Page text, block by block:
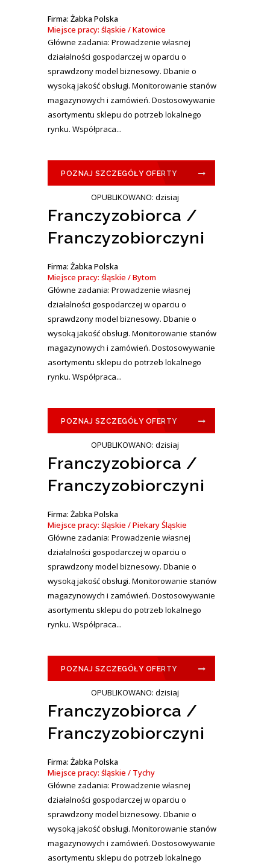
Firma: Żabka Polska
Miejsce pracy: śląskie / Katowice
Główne zadania: Prowadzenie własnej
działalności gospodarczej w oparciu o
sprawdzony model biznesowy. Dbanie o
wysoką jakość obsługi. Monitorowanie stanów
magazynowych i zamówień. Dostosowywanie
asortymentu sklepu do potrzeb lokalnego
rynku. Współpraca...
POZNAJ SZCZEGÓŁY OFERTY
OPUBLIKOWANO: dzisiaj
Franczyzobiorca /
Franczyzobiorczyni
Firma: Żabka Polska
Miejsce pracy: śląskie / Bytom
Główne zadania: Prowadzenie własnej
działalności gospodarczej w oparciu o
sprawdzony model biznesowy. Dbanie o
wysoką jakość obsługi. Monitorowanie stanów
magazynowych i zamówień. Dostosowywanie
asortymentu sklepu do potrzeb lokalnego
rynku. Współpraca...
POZNAJ SZCZEGÓŁY OFERTY
OPUBLIKOWANO: dzisiaj
Franczyzobiorca /
Franczyzobiorczyni
Firma: Żabka Polska
Miejsce pracy: śląskie / Piekary Śląskie
Główne zadania: Prowadzenie własnej
działalności gospodarczej w oparciu o
sprawdzony model biznesowy. Dbanie o
wysoką jakość obsługi. Monitorowanie stanów
magazynowych i zamówień. Dostosowywanie
asortymentu sklepu do potrzeb lokalnego
rynku. Współpraca...
POZNAJ SZCZEGÓŁY OFERTY
OPUBLIKOWANO: dzisiaj
Franczyzobiorca /
Franczyzobiorczyni
Firma: Żabka Polska
Miejsce pracy: śląskie / Tychy
Główne zadania: Prowadzenie własnej
działalności gospodarczej w oparciu o
sprawdzony model biznesowy. Dbanie o
wysoką jakość obsługi. Monitorowanie stanów
magazynowych i zamówień. Dostosowywanie
asortymentu sklepu do potrzeb lokalnego